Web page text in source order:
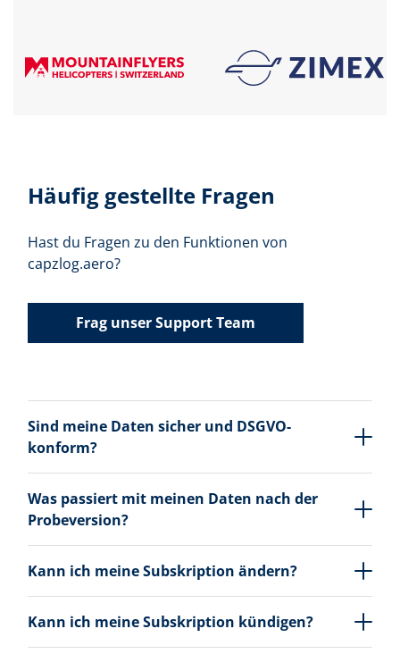
Häufig gestellte Fragen
Hast du Fragen zu den Funktionen von
capzlog.aero?
Frag unser Support Team
Sind meine Daten sicher und DSGVO-
konform?
Was passiert mit meinen Daten nach der
Probeversion?
Kann ich meine Subskription ändern?
Kann ich meine Subskription kündigen?